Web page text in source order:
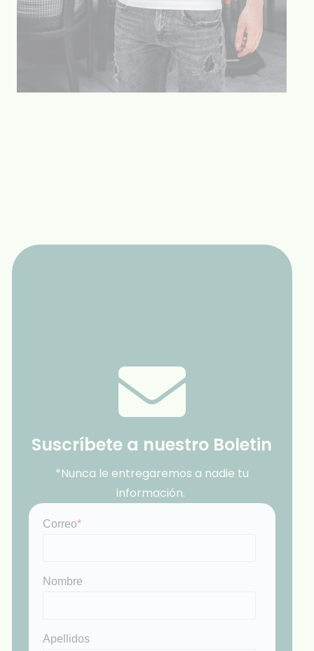
Suscríbete a nuestro Boletin
*Nunca le entregaremos a nadie tu
información.